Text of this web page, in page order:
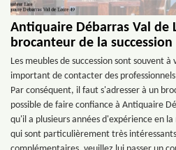
Antiquaire Débarras Val de
brocanteur de la succession
Les meubles de succession sont souvent
important de contacter des
Par conséquent, il faut s'adresser à un
possible de faire confiance à Antiquaire
qu'il a plusieurs années d'expérience en
qui sont particulièrement très